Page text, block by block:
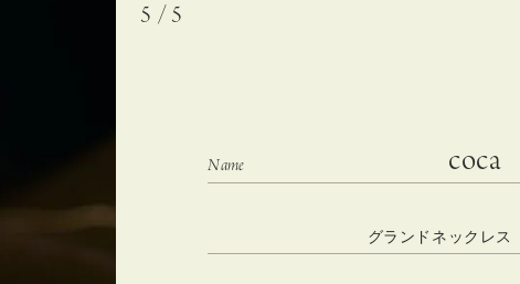
コラボレーションブランド
CASUCA
コラボレ
EY
UCA
5 / 5
coca
グランドネックレ